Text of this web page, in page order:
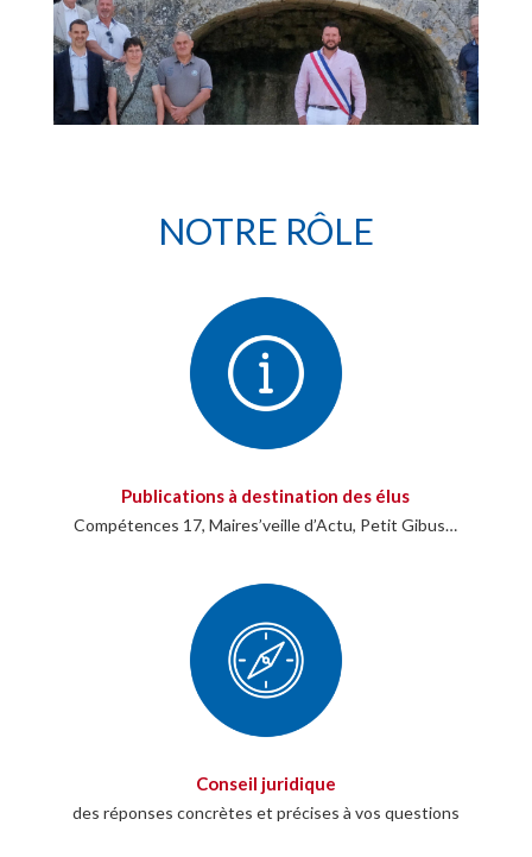
NOTRE RÔLE
Publications à destination des élus
Compétences 17, Maires’veille d’Actu, Petit Gibus…
Conseil juridique
des réponses concrètes et précises à vos questions